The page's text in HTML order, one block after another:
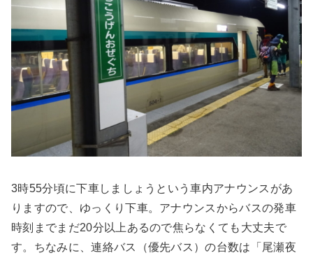
3時55分頃に下車しましょうという車内アナウンスがあ
りますので、ゆっくり下車。アナウンスからバスの発車
時刻までまだ20分以上あるので焦らなくても大丈夫で
す。ちなみに、連絡バス（優先バス）の台数は「尾瀬夜